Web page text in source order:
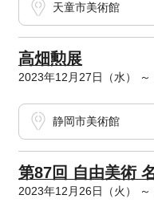
天童市美術館
高畑勲展
2023年12月27日（水） ～
静岡市美術館
第87回 自由美術
2023年12月26日（火） ～